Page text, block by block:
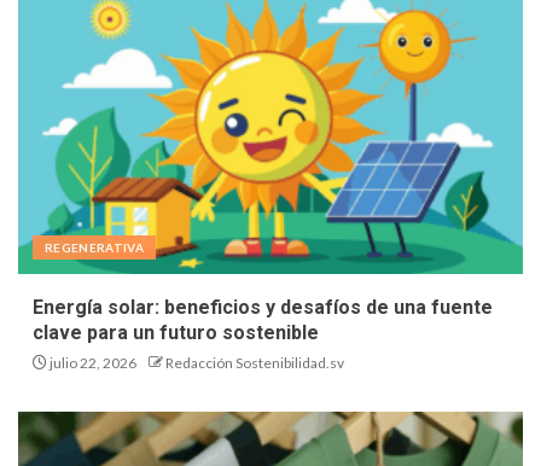
REGENERATIVA
Energía solar: beneficios y desafíos de una fuente
clave para un futuro sostenible
julio 22, 2026 Redacción Sostenibilidad.sv